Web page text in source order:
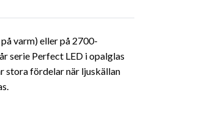
varm) eller på 2700-
serie Perfect LED i opalglas
stora fördelar när ljuskällan